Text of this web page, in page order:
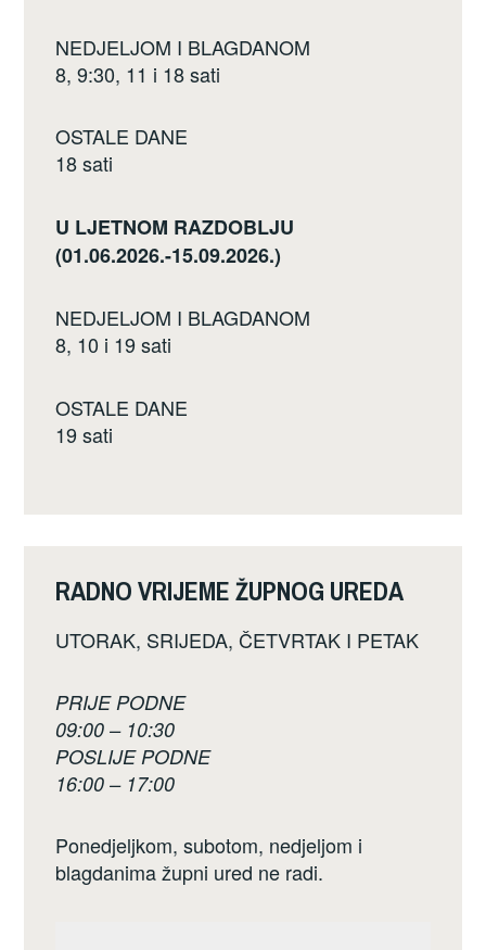
NEDJELJOM I BLAGDANOM
8, 9:30, 11 i 18 sati
OSTALE DANE
18 sati
U LJETNOM RAZDOBLJU
(01.06.2026.-15.09.2026.)
NEDJELJOM I BLAGDANOM
8, 10 i 19 sati
OSTALE DANE
19 sati
RADNO VRIJEME ŽUPNOG UREDA
UTORAK, SRIJEDA, ČETVRTAK I PETAK
PRIJE PODNE
09:00 – 10:30
POSLIJE PODNE
16:00 – 17:00
Ponedjeljkom, subotom, nedjeljom i
blagdanima župni ured ne radi.